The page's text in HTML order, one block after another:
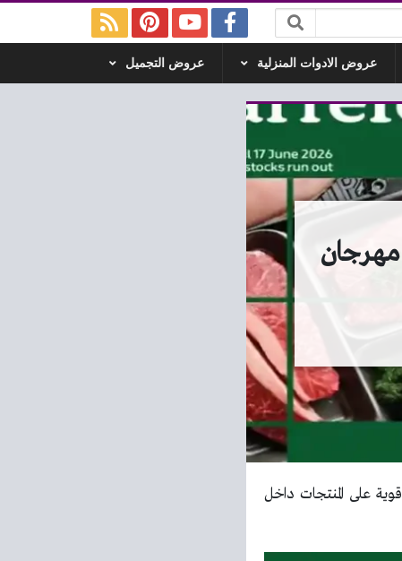
عروض الادوات المنزلية عروض التجميل
عروض كارفور اليوم 15 يونيو حتى 17 يونيو 2026 مهرجان
على المنتجات داخل